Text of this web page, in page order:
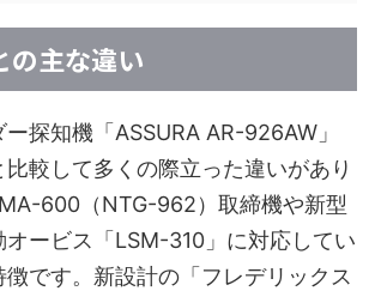
の主な違い
探知機「ASSURA AR-926AW」
較して多くの際立った違いがあり
600（NTG-962）取締機や新型
オービス「LSM-310」に対応してい
徴です。新設計の「フレデリックス